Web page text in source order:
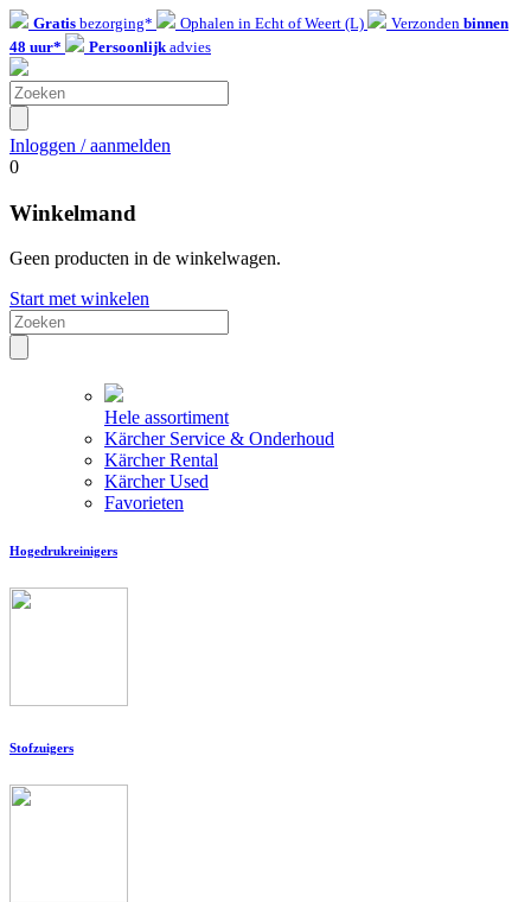
Gratis bezorging* Ophalen in Echt of Weert (L) Verzonden binnen
48 uur*
Persoonlijkadvies
Inloggen / aanmelden
0
Winkelmand
Geen producten in de winkelwagen.
Start met winkelen
Hele assortiment
Kärcher Service & Onderhoud
Kärcher Rental
Kärcher Used
Favorieten
Hogedrukreinigers
Stofzuigers